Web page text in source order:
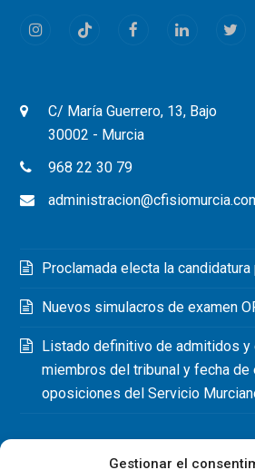
Gestionar el
InstagramTiktok FacebookLinkedIn
C/ María Guerrero, 13, Bajo
30002 - Murcia
968 22 30 79
Proclamada electa la
Nuevos simulacros de examen
Listado definitivo de admitidos y
miembros del tribunal y fecha de
oposiciones del Servicio